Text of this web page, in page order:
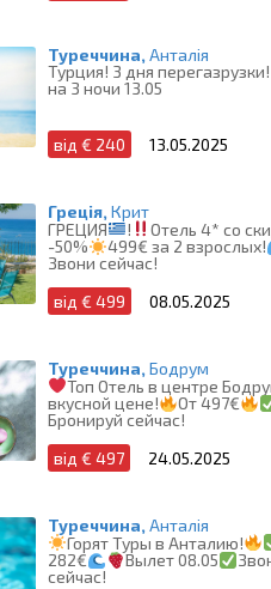
Туреччина, Анталія
Турция! 3 дня
на 3 ночи 13.05
від € 240 13.05.2025
Греція, Крит
ГРЕЦИЯ
!
Отель 4* со
-50%
499€ за 2 взрослых!
Звони сейчас!
від € 499
08.05.2025
Туреччина, Бодрум
Топ Отель в центре
вкусной цене!
От 497€
Бронируй сейчас!
від € 497
24.05.2025
Туреччина, Анталія
Горят Туры в Анталию!
282€
Вылет 08.05
сейчас!